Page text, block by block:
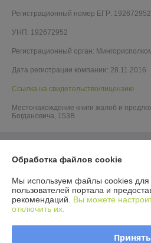
Регистрационный номер ЕГР: 192672952
УНП: 192672952
Регистрационный орган:
Дата регистрации компании: 28.11.2016
Ссылка на свидетельство/лицензию
Местонахождение книги жалоб и
Богдановича, 153В
Обработка файлов cookie
Мы используем файлы cookies для
пользователей портала и
рекомендаций. Вы можете
отключить их.
Принять